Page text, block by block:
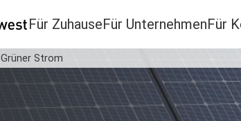
Für ZuhauseFür UnternehmenFür
Grüner Strom